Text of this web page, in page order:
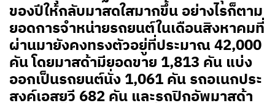
ของปีให้กลับมาสดใสมากขึ้น อย่างไรก็ตาม
ยอดการจำหน่ายรถยนต์ในเดือนสิงหาคมที่
ผ่านมายังคงทรงตัวอยู่ที่ประมาณ 42,000
คัน โดยมาสด้ามียอดขาย 1,813 คัน แบ่ง
ออกเป็นรถยนต์นั่ง 1,061 คัน รถอเนกประ
สงค์เอสยูวี 682 คัน และรถปิกอัพมาสด้า